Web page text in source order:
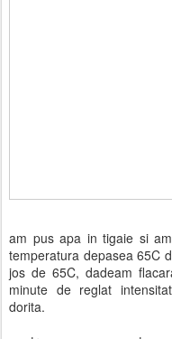
am pus apa in tigaie si
temperatura depasea 65C
jos de 65C, dadeam
minute de reglat
dorita.